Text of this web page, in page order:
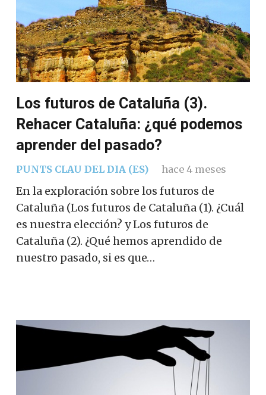
Los futuros de Cataluña (3).
Rehacer Cataluña: ¿qué podemos
aprender del pasado?
PUNTS CLAU DEL DIA (ES) hace 4 meses
En la exploración sobre los futuros de
Cataluña (Los futuros de Cataluña (1). ¿Cuál
es nuestra elección? y Los futuros de
Cataluña (2). ¿Qué hemos aprendido de
nuestro pasado, si es que…